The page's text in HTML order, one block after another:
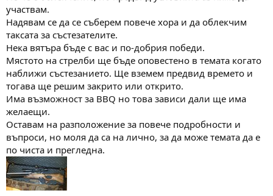
участвам.
Надявам се да се съберем повече хора и да облекчим
таксата за състезателите.
Нека вятъра бъде с вас и по-добрия победи.
Мястото на стрелби ще бъде оповестено в темата когато
наближи състезанието. Ще вземем предвид времето и
тогава ще решим закрито или открито.
Има възможност за BBQ но това зависи дали ще има
желаещи.
Оставам на разположение за повече подробности и
въпроси, но моля да са на лично, за да може темата да е
по чиста и прегледна.